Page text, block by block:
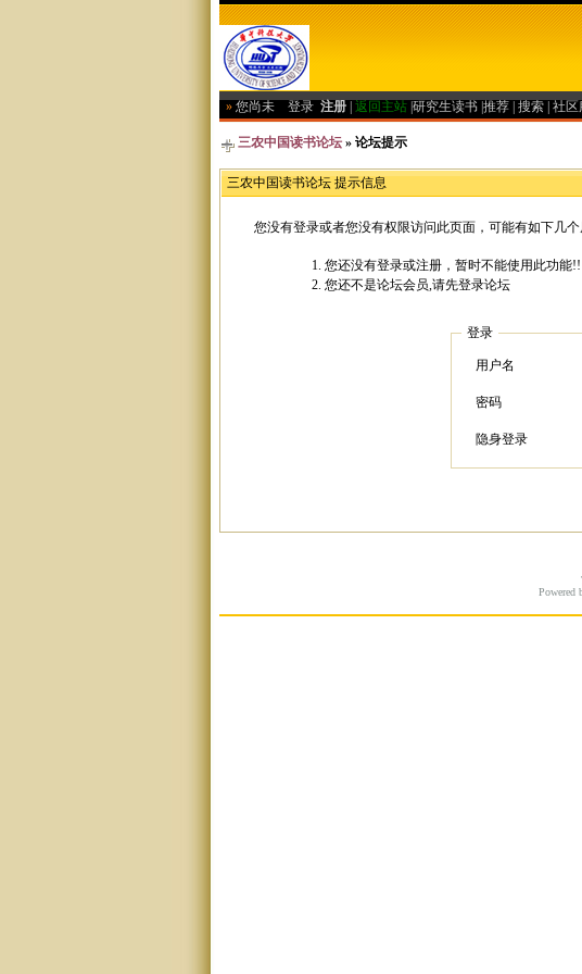
» 您尚未 登录 注册 返回主站 研究生读书 推荐 搜索 社区
三农中国读书论坛 » 论坛提示
三农中国读书论坛 提示信息
您没有登录或者您没有权限访问此页面，可能有如下几
您还没有登录或注册，暂时不能使用此功能!!
您还不是论坛会员,请先登录论坛
登录
用户名
密码
隐身登录
Powered